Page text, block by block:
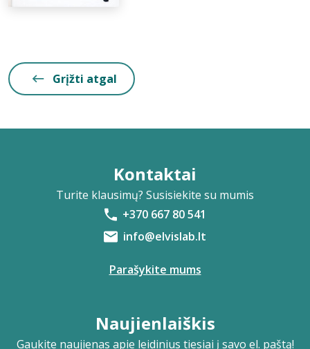
Grįžti atgal
Kontaktai
Turite klausimų? Susisiekite su mumis
+370 667 80 541
info@elvislab.lt
Parašykite mums
Naujienlaiškis
Gaukite naujienas apie leidinius tiesiai į savo el. paštą!